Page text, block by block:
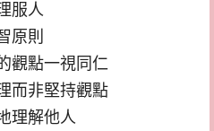
服人
原則
觀點一視同仁
而非堅持觀點
理解他人